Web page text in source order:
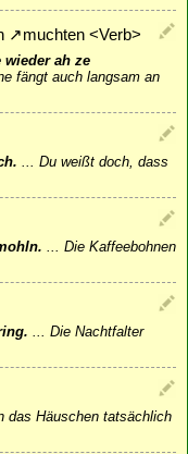
↗muchten <Verb>
wieder ah ze
fängt auch langsam an
Du weißt doch, dass
Die Kaffeebohnen
Die Nachtfalter
das Häuschen tatsächlich